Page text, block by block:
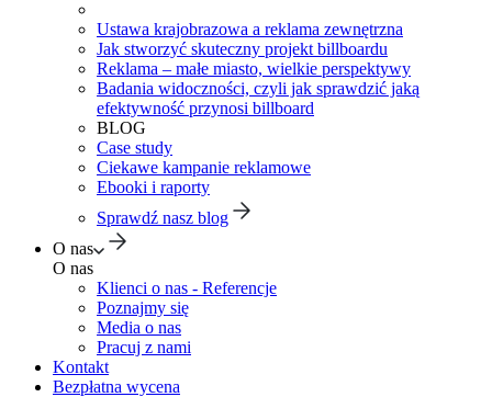
Ustawa krajobrazowa a reklama zewnętrzna
Jak stworzyć skuteczny projekt billboardu
Reklama – małe miasto, wielkie perspektywy
Badania widoczności, czyli jak sprawdzić jaką
efektywność przynosi billboard
BLOG
Case study
Ciekawe kampanie reklamowe
Ebooki i raporty
Sprawdź nasz blog
O nas
O nas
Klienci o nas - Referencje
Poznajmy się
Media o nas
Pracuj z nami
Kontakt
Bezpłatna wycena